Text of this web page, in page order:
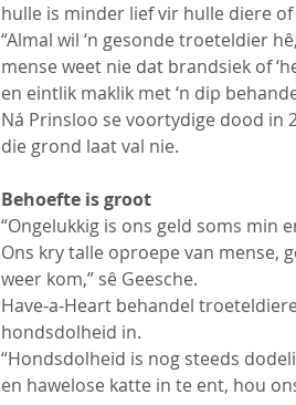
hulle is minder lief vir hulle diere
“Almal wil ‘n gesonde troeteldier
mense weet nie dat brandsiek of
en eintlik maklik met ‘n dip
Ná Prinsloo se voortydige dood in
die grond laat val nie.
Behoefte is groot
“Ongelukkig is ons geld soms min
Ons kry talle oproepe van mense,
weer kom,” sê Geesche.
Have-a-Heart behandel
hondsdolheid in.
“Hondsdolheid is nog steeds
en hawelose katte in te ent, hou